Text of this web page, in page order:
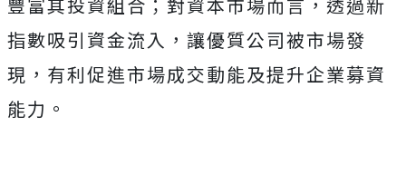
指數吸引資金流入，讓優質公司被市場發
現，有利促進市場成交動能及提升企業募資
能力。